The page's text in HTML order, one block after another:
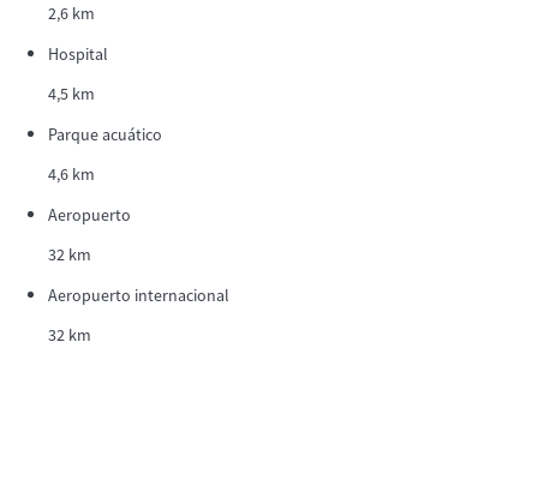
2,6 km
Hospital
4,5 km
Parque acuático
4,6 km
Aeropuerto
32 km
Aeropuerto internacional
32 km